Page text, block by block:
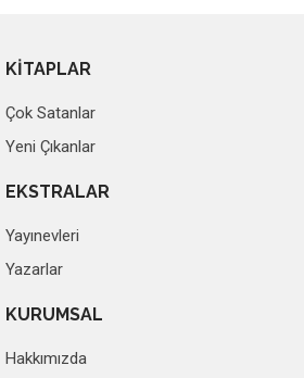
KİTAPLAR
Çok Satanlar
Yeni Çıkanlar
EKSTRALAR
Yayınevleri
Yazarlar
KURUMSAL
Hakkımızda